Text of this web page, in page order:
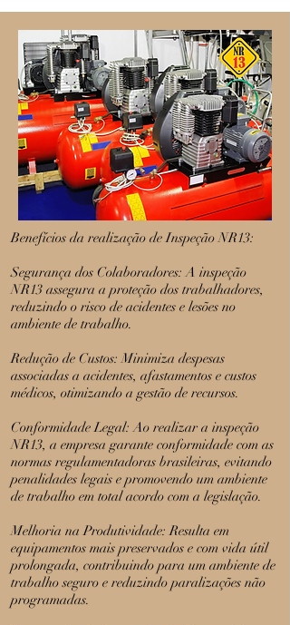
Benefícios da realização de Inspeção NR13:
Segurança dos Colaboradores: A inspeção
NR13 assegura a proteção dos trabalhadores,
reduzindo o risco de acidentes e lesões no
ambiente de trabalho.
Redução de Custos: Minimiza despesas
associadas a acidentes, afastamentos e custos
médicos, otimizando a gestão de recursos.
Conformidade Legal: Ao realizar a inspeção
NR13, a empresa garante conformidade com as
normas regulamentadoras brasileiras, evitando
penalidades legais e promovendo um ambiente
de trabalho em total acordo com a legislação.
Melhoria na Produtividade: Resulta em
equipamentos mais preservados e com vida útil
prolongada, contribuindo para um ambiente de
trabalho seguro e reduzindo paralizações não
programadas.